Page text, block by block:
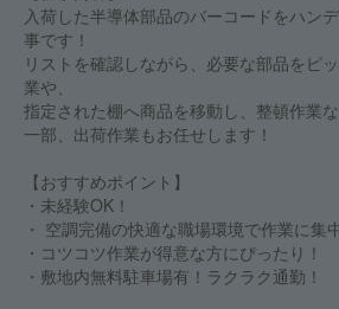
入荷した半導体部品のバーコードをハン
事です！
リストを確認しながら、必要な部品をピ
業や、
指定された棚へ商品を移動し、整頓作業
一部、出荷作業もお任せします！
【おすすめポイント】
・未経験OK！
・ 空調完備の快適な職場環境で作業に集
・コツコツ作業が得意な方にぴったり！
・敷地内無料駐車場有！ラクラク通勤！